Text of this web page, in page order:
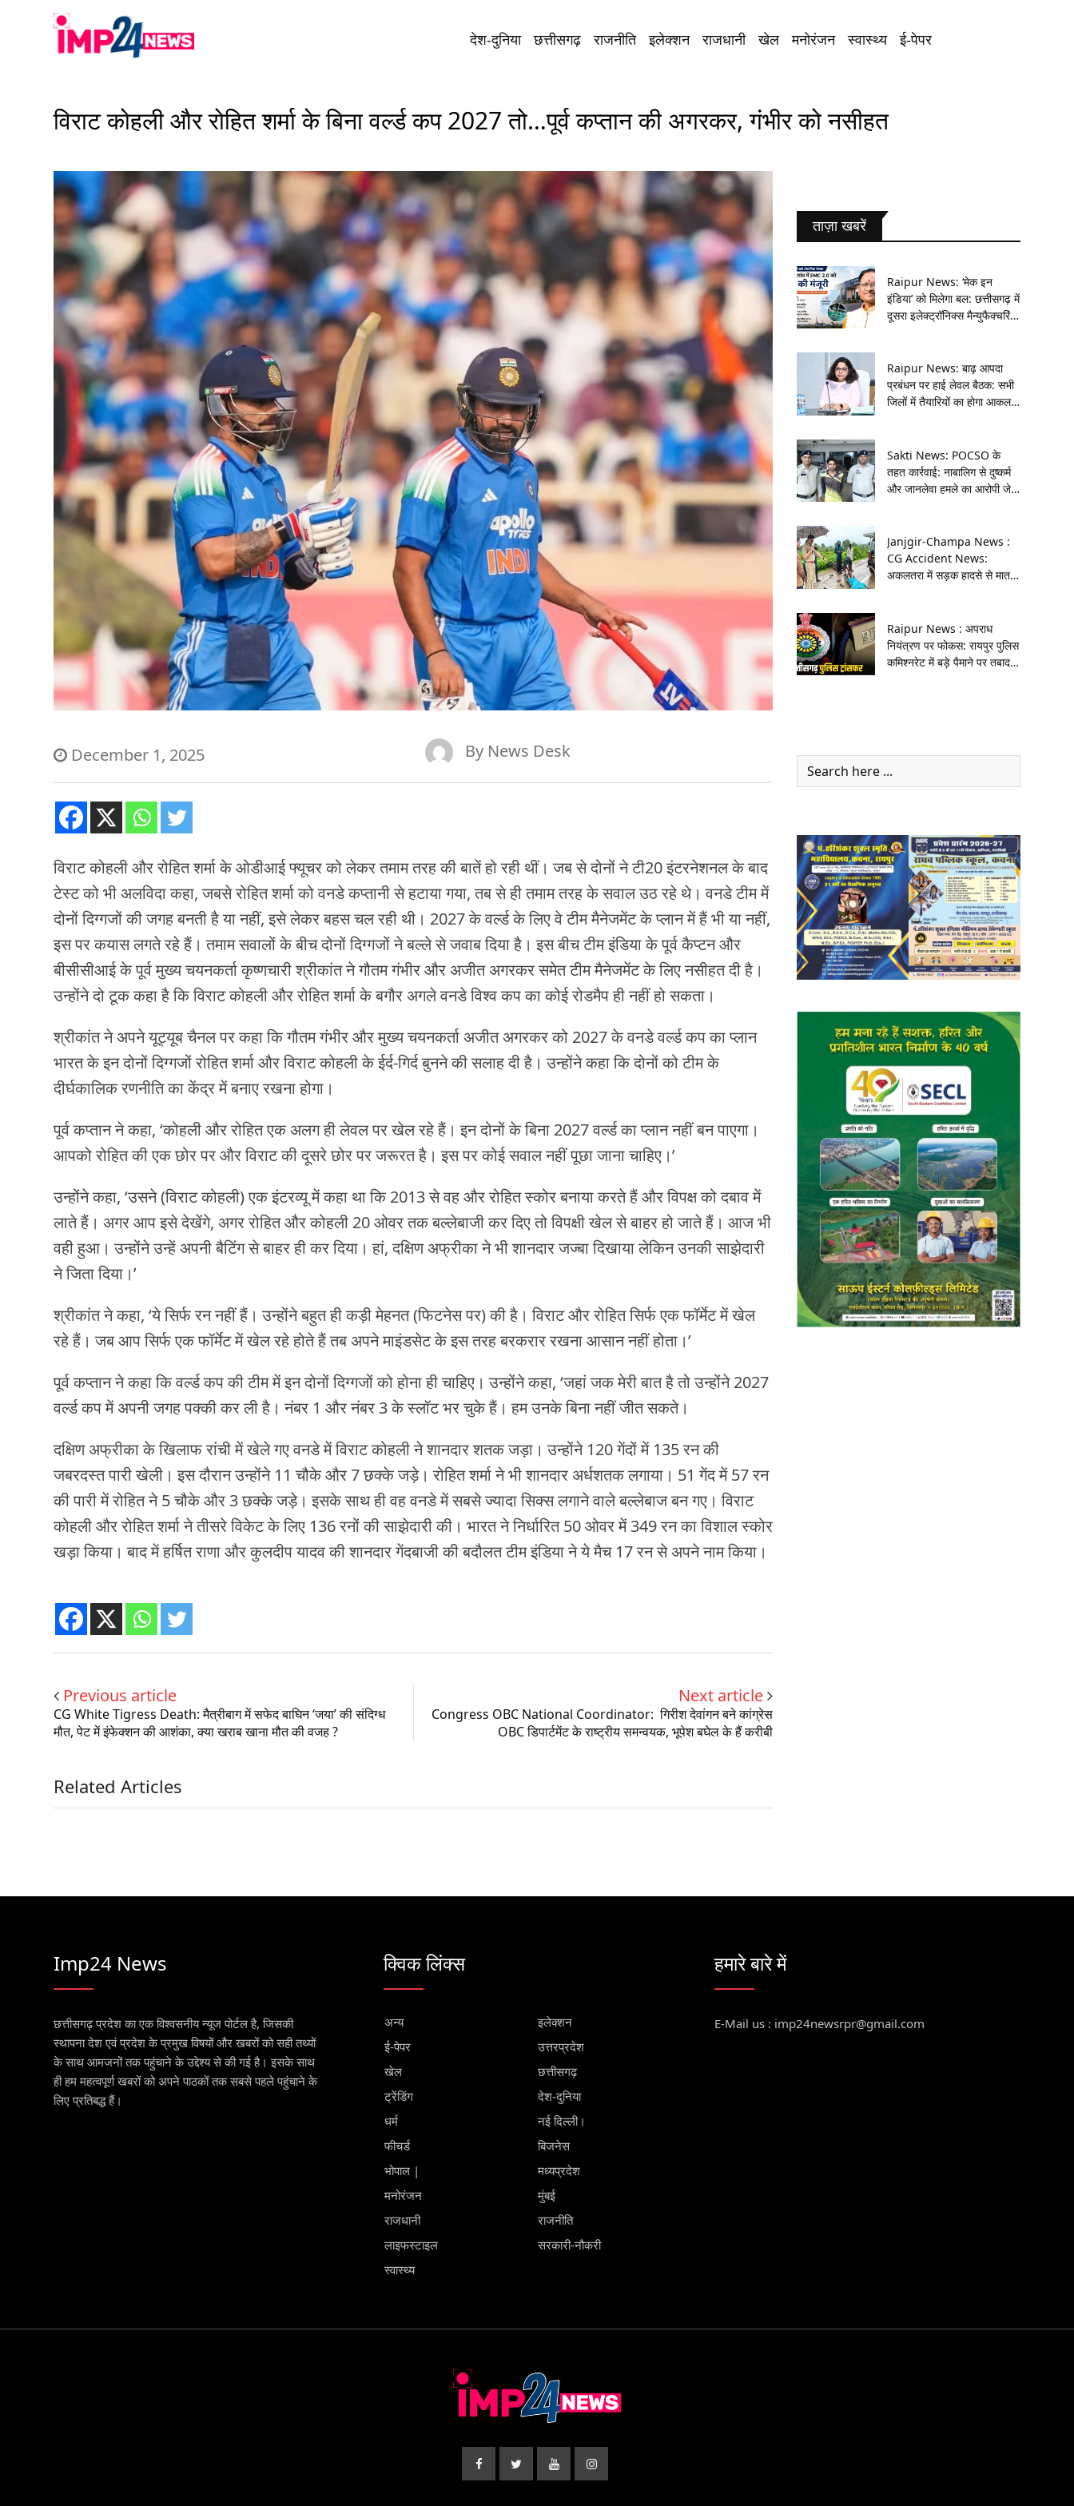
देश-दुनिया छत्तीसगढ़ राजनीति इलेक्शन राजधानी खेल मनोरंजन स्वास्थ्य ई-पेपर
विराट कोहली और रोहित शर्मा के बिना वर्ल्ड कप 2027 तो…पूर्व कप्तान की अगरकर, गंभीर को नसीहत
December 1, 2025 By News Desk
विराट कोहली और रोहित शर्मा के ओडीआई फ्यूचर को लेकर तमाम तरह की बातें हो रही थीं। जब से दोनों ने टी20 इंटरनेशनल के बाद
टेस्ट को भी अलविदा कहा, जबसे रोहित शर्मा को वनडे कप्तानी से हटाया गया, तब से ही तमाम तरह के सवाल उठ रहे थे। वनडे टीम में
दोनों दिग्गजों की जगह बनती है या नहीं, इसे लेकर बहस चल रही थी। 2027 के वर्ल्ड के लिए वे टीम मैनेजमेंट के प्लान में हैं भी या नहीं,
इस पर कयास लगते रहे हैं। तमाम सवालों के बीच दोनों दिग्गजों ने बल्ले से जवाब दिया है। इस बीच टीम इंडिया के पूर्व कैप्टन और
बीसीसीआई के पूर्व मुख्य चयनकर्ता कृष्णचारी श्रीकांत ने गौतम गंभीर और अजीत अगरकर समेत टीम मैनेजमेंट के लिए नसीहत दी है।
उन्होंने दो टूक कहा है कि विराट कोहली और रोहित शर्मा के बगौर अगले वनडे विश्व कप का कोई रोडमैप ही नहीं हो सकता।
श्रीकांत ने अपने यूट्यूब चैनल पर कहा कि गौतम गंभीर और मुख्य चयनकर्ता अजीत अगरकर को 2027 के वनडे वर्ल्ड कप का प्लान
भारत के इन दोनों दिग्गजों रोहित शर्मा और विराट कोहली के ईर्द-गिर्द बुनने की सलाह दी है। उन्होंने कहा कि दोनों को टीम के
दीर्घकालिक रणनीति का केंद्र में बनाए रखना होगा।
पूर्व कप्तान ने कहा, ‘कोहली और रोहित एक अलग ही लेवल पर खेल रहे हैं। इन दोनों के बिना 2027 वर्ल्ड का प्लान नहीं बन पाएगा।
आपको रोहित की एक छोर पर और विराट की दूसरे छोर पर जरूरत है। इस पर कोई सवाल नहीं पूछा जाना चाहिए।’
उन्होंने कहा, ‘उसने (विराट कोहली) एक इंटरव्यू में कहा था कि 2013 से वह और रोहित स्कोर बनाया करते हैं और विपक्ष को दबाव में
लाते हैं। अगर आप इसे देखेंगे, अगर रोहित और कोहली 20 ओवर तक बल्लेबाजी कर दिए तो विपक्षी खेल से बाहर हो जाते हैं। आज भी
वही हुआ। उन्होंने उन्हें अपनी बैटिंग से बाहर ही कर दिया। हां, दक्षिण अफ्रीका ने भी शानदार जज्बा दिखाया लेकिन उनकी साझेदारी
ने जिता दिया।’
श्रीकांत ने कहा, ‘ये सिर्फ रन नहीं हैं। उन्होंने बहुत ही कड़ी मेहनत (फिटनेस पर) की है। विराट और रोहित सिर्फ एक फॉर्मेट में खेल
रहे हैं। जब आप सिर्फ एक फॉर्मेट में खेल रहे होते हैं तब अपने माइंडसेट के इस तरह बरकरार रखना आसान नहीं होता।’
पूर्व कप्तान ने कहा कि वर्ल्ड कप की टीम में इन दोनों दिग्गजों को होना ही चाहिए। उन्होंने कहा, ‘जहां जक मेरी बात है तो उन्होंने 2027
वर्ल्ड कप में अपनी जगह पक्की कर ली है। नंबर 1 और नंबर 3 के स्लॉट भर चुके हैं। हम उनके बिना नहीं जीत सकते।
दक्षिण अफ्रीका के खिलाफ रांची में खेले गए वनडे में विराट कोहली ने शानदार शतक जड़ा। उन्होंने 120 गेंदों में 135 रन की
जबरदस्त पारी खेली। इस दौरान उन्होंने 11 चौके और 7 छक्के जड़े। रोहित शर्मा ने भी शानदार अर्धशतक लगाया। 51 गेंद में 57 रन
की पारी में रोहित ने 5 चौके और 3 छक्के जड़े। इसके साथ ही वह वनडे में सबसे ज्यादा सिक्स लगाने वाले बल्लेबाज बन गए। विराट
कोहली और रोहित शर्मा ने तीसरे विकेट के लिए 136 रनों की साझेदारी की। भारत ने निर्धारित 50 ओवर में 349 रन का विशाल स्कोर
खड़ा किया। बाद में हर्षित राणा और कुलदीप यादव की शानदार गेंदबाजी की बदौलत टीम इंडिया ने ये मैच 17 रन से अपने नाम किया।
Previous article
CG White Tigress Death: मैत्रीबाग में सफेद बाघिन ‘जया’ की संदिग्ध
मौत, पेट में इंफेक्शन की आशंका, क्या खराब खाना मौत की वजह ?
Next article
Congress OBC National Coordinator: गिरीश देवांगन बने कांग्रेस
OBC डिपार्टमेंट के राष्ट्रीय समन्वयक, भूपेश बघेल के हैं करीबी
Related Articles
ताज़ा खबरें
Raipur News: ‘मेक इन
इंडिया’ को मिलेगा बल: छत्तीसगढ़ में
दूसरा इलेक्ट्रॉनिक्स मैन्युफैक्चरिंग
Raipur News: बाढ़ आपदा
प्रबंधन पर हाई लेवल बैठक: सभी
जिलों में तैयारियों का होगा आकलन,
Sakti News: POCSO के
तहत कार्रवाई: नाबालिग से दुष्कर्म
और जानलेवा हमले का आरोपी जेल
Janjgir-Champa News :
CG Accident News:
अकलतरा में सड़क हादसे से मातम,
Raipur News : अपराध
नियंत्रण पर फोकस: रायपुर पुलिस
कमिश्नरेट में बड़े पैमाने पर तबादले,
Imp24 News
छत्तीसगढ़ प्रदेश का एक विश्वसनीय न्यूज पोर्टल है, जिसकी
स्थापना देश एवं प्रदेश के प्रमुख विषयों और खबरों को सही तथ्यों
के साथ आमजनों तक पहुंचाने के उद्देश्य से की गई है। इसके साथ
ही हम महत्वपूर्ण खबरों को अपने पाठकों तक सबसे पहले पहुंचाने के
लिए प्रतिबद्ध हैं।
क्विक लिंक्स
अन्य
इलेक्शन
ई-पेपर
उत्तरप्रदेश
खेल
छत्तीसगढ़
ट्रेंडिंग
देश-दुनिया
धर्म
नई दिल्ली।
फीचर्ड
बिजनेस
भोपाल |
मध्यप्रदेश
मनोरंजन
मुंबई
राजधानी
राजनीति
लाइफस्टाइल
सरकारी-नौकरी
स्वास्थ्य
हमारे बारे में
E-Mail us : imp24newsrpr@gmail.com